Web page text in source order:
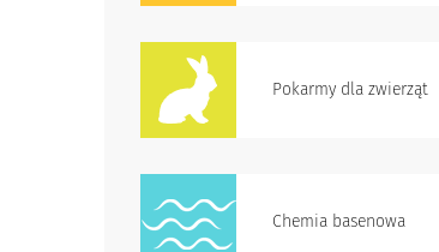
Pokarmy dla zwierząt
Chemia basenowa